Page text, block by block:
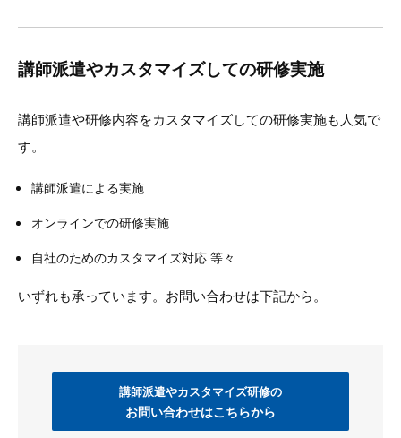
講師派遣やカスタマイズしての研修実施
講師派遣や研修内容をカスタマイズしての研修実施も人気で
す。
講師派遣による実施
オンラインでの研修実施
自社のためのカスタマイズ対応 等々
いずれも承っています。お問い合わせは下記から。
講師派遣やカスタマイズ研修の
お問い合わせはこちらから